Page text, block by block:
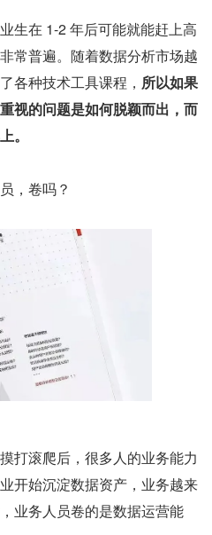
生在 1-2 年后可能就能赶上高
常普遍。随着数据分析市场越
各种技术工具课程， 所以如果
视的问题是如何脱颖而出，而
。
，卷吗？
打滚爬后，很多人的业务能力
开始沉淀数据资产，业务越来
业务人员卷的是数据运营能